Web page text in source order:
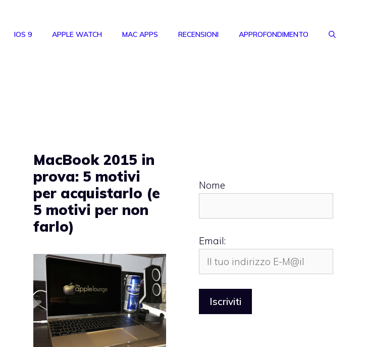
IOS 9 APPLE WATCH MAC APPS RECENSIONI APPROFONDIMENTO
MacBook 2015 in
prova: 5 motivi
per acquistarlo (e
5 motivi per non
farlo)
Nome
Email: